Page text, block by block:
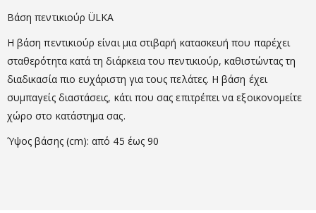
Βάση πεντικιούρ ÜLKA
Η βάση πεντικιούρ είναι μια στιβαρή κατασκευή που παρέχει
σταθερότητα κατά τη διάρκεια του πεντικιούρ, καθιστώντας τη
διαδικασία πιο ευχάριστη για τους πελάτες. Η βάση έχει
συμπαγείς διαστάσεις, κάτι που σας επιτρέπει να εξοικονομείτε
χώρο στο κατάστημα σας.
Ύψος βάσης (cm): από 45 έως 90